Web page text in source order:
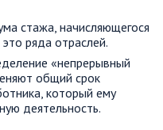
стажа, начисляющегося
ряда отраслей.
«непрерывный
общий срок
который ему
деятельность.